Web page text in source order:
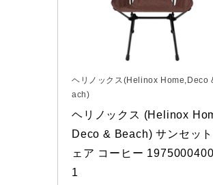
ヘリノックス(Helinox Home,Deco
ach)
ヘリノックス (Helinox
Deco & Beach) サンセッ
ェア コーヒー
1